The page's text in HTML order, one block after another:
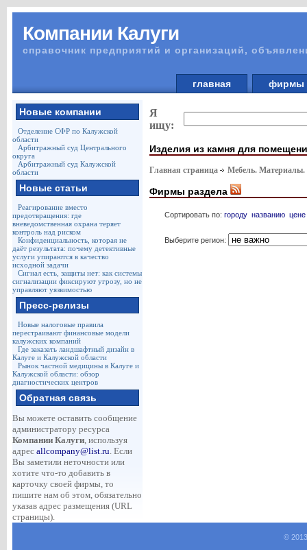
Компании Калуги
справочник предприятий и организаций,
главная
Новые компании
Отделение СФР по Калужской
области
Арбитражный суд Центрального
округа
Арбитражный суд Калужской
области
Новые статьи
Реагирование вместо
предотвращения: где
вневедомственная охрана теряет
контроль над риском
Конфиденциальность, которая не
даёт результата: почему детективные
услуги упираются в качество
исходной задачи
Сигнал есть, защиты нет: как системы
сигнализации фиксируют угрозу, но не
управляют уязвимостью
Пресс-релизы
Новые налоговые правила
перестраивают финансовые модели
калужских компаний
Где заказать ландшафтный дизайн в
Калуге и Калужской области
Рынок частной медицины в Калуге и
Калужской области: обзор
диагностических центров
Обратная связь
Вы можете оставить сообщение
администратору ресурса
Компании Калуги, используя
адрес allcompany@list.ru. Если
Вы заметили неточности или
хотите что-то добавить в
карточку своей фирмы, то
пишите нам об этом, обязательно
указав адрес размещения (URL
страницы).
Я
ищу:
Изделия из камня для
Главная страница Мебель.
Фирмы раздела
Сортировать по: городу названию цене
Выберите регион:
©